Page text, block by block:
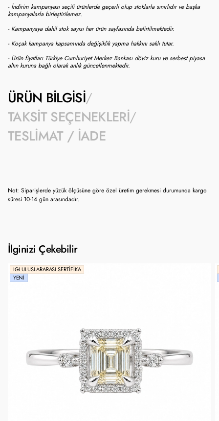
- İndirim kampanyası seçili ürünlerde geçerli olup stoklarla sınırlıdır ve başka
kampanyalarla birleştirilemez.
- Kampanyaya dahil stok sayısı her ürün sayfasında belirtilmektedir.
- Koçak kampanya kapsamında değişiklik yapma hakkını saklı tutar.
- Ürün fiyatları Türkiye Cumhuriyet Merkez Bankası döviz kuru ve serbest piyasa
altın kuruna bağlı olarak anlık güncellenmektedir.
ÜRÜN BILGISI
TAKSIT SEÇENEKLERI
TESLIMAT / İADE
Not: Siparişlerde yüzük ölçüsüne göre özel üretim gerekmesi durumunda kargo
süresi 10-14 gün arasındadır.
İlginizi Çekebilir
IGI ULUSLARARASI SERTIFIKA
YENI